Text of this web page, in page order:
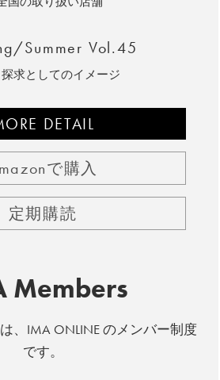
Summer Vol.45
求としてのイメージ
DETAIL
で購入
定期購読
Members
は、IMA ONLINE のメンバー制度
です。